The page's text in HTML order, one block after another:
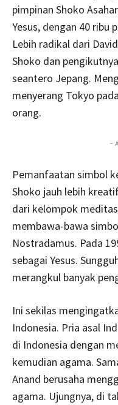
pimpinan Shoko
Yesus, dengan 40 ribu
Lebih radikal dari
Shoko dan
seantero Jepang.
menyerang Tokyo
orang.
-
Pemanfaatan simbol
Shoko jauh lebih
dari kelompok
membawa-bawa
Nostradamus. Pada
sebagai Yesus.
merangkul banyak
Ini sekilas
Indonesia. Pria asal
di Indonesia dengan
kemudian agama.
Anand berusaha
agama. Ujungnya, di